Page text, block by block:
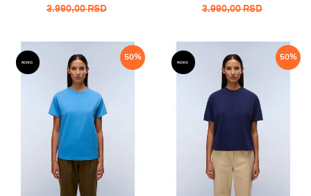
3.990,00RSD
3.990,00RSD
50% 50%